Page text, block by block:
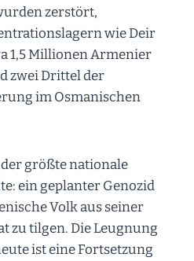
zerstört,
wie Deir
1,5 Millionen Armenier
zwei Drittel der
im Osmanischen
größte nationale
ein geplanter Genozid
Volk aus seiner
zu tilgen. Die Leugnung
ist eine Fortsetzung